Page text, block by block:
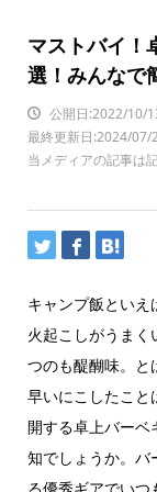
マストバイ！
選！みんなで
公開日:2022/10/
最終更新日:2024/07/
当メディアの記事は
キャンプ飯といえ
火起こしがうま
つのも醍醐味。と
早いにこしたこと
開する卓上バーベ
知でしょうか。バ